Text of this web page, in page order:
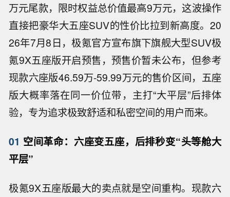
万元尾款，限时权益总价值最高9万元，这波操作
直接把豪华大五座SUV的性价比拉到新高度。20
26年7月8日，极氪官方宣布旗下旗舰大型SUV极
氪9X五座版开启预售，预售价暂未公布，但参考
现款六座版46.59万-59.99万元的售价区间，五座
版大概率落在同一价位带，主打“大平层”后排体
验，专为追求极致舒适和私密空间的用户而来。
01 空间革命：六座变五座，后排秒变“头等舱大
平层”
极氪9X五座版最大的卖点就是空间重构。现款六